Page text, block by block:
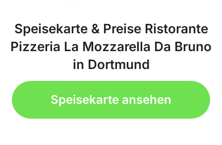
Speisekarte & Preise Ristorante
Pizzeria La Mozzarella Da Bruno
in Dortmund
Speisekarte ansehen